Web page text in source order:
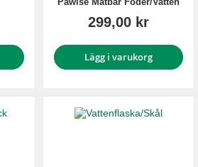
299,00 kr
Lägg i varukorg